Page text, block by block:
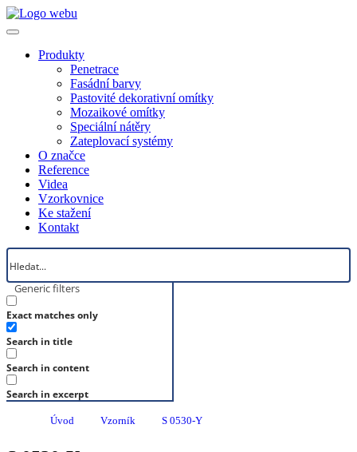
Produkty
Penetrace
Fasádní barvy
Pastovité dekorativní omítky
Mozaikové omítky
Speciální nátěry
Zateplovací systémy
O značce
Reference
Videa
Vzorkovnice
Ke stažení
Kontakt
Generic filters
Exact matches only
Search in title
Search in content
Search in excerpt
Úvod Vzorník S 0530-Y